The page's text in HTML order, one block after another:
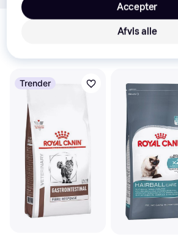
Relaterede produkter
Se vores forslag til andre produkter, der
Trender
Afvis alle
Accepter